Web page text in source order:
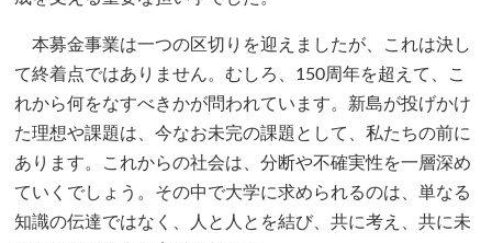
本募金事業は一つの区切りを迎えましたが、これは決し
て終着点ではありません。むしろ、150周年を超えて、こ
れから何をなすべきかが問われています。新島が投げかけ
た理想や課題は、今なお未完の課題として、私たちの前に
あります。これからの社会は、分断や不確実性を一層深め
ていくでしょう。その中で大学に求められるのは、単なる
知識の伝達ではなく、人と人とを結び、共に考え、共に未